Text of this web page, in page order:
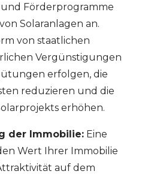
Förderprogramme
Solaranlagen an.
von staatlichen
Vergünstigungen
erfolgen, die
reduzieren und die
erhöhen.
der Immobilie:Eine
Wert Ihrer Immobilie
auf dem